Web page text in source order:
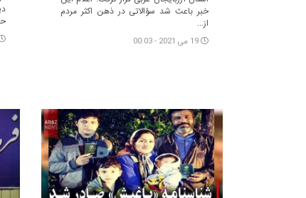
خبر باعث شد سؤالاتی در ذهن اکثر مردم
از...
19 می 2021 - 00:03